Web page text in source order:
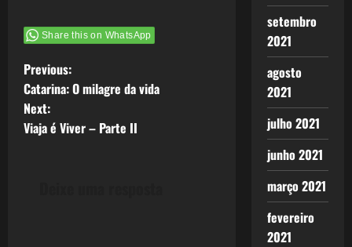
para distrair,
não queria…
Share this on WhatsApp
P
o
s
Previous:
Catarina: O milagre da vida
Next:
Viaja é Viver – Parte II
setembro
2021
agosto
2021
julho 2021
junho 2021
março 2021
fevereiro
2021